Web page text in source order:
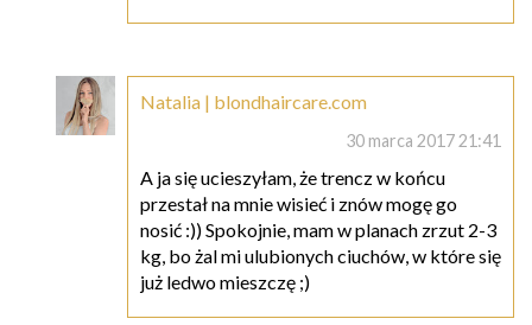
Natalia | blondhaircare.com
30 marca 2017 21:41
A ja się ucieszyłam, że trencz w końcu
przestał na mnie wisieć i znów mogę go
nosić :)) Spokojnie, mam w planach zrzut 2-3
kg, bo żal mi ulubionych ciuchów, w które się
już ledwo mieszczę ;)